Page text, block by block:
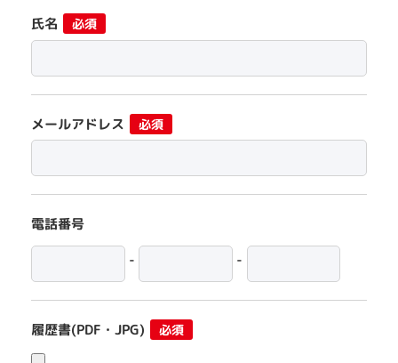
氏名 必須
メールアドレス 必須
電話番号
- -
履歴書(PDF・JPG) 必須